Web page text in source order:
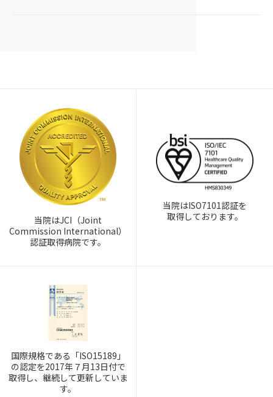
当院はJCI（Joint
Commission International）
認証取得病院です。
当院はISO7101認証を
取得しております。
国際規格である「ISO15189」
の認定を2017年７月13日付で
取得し、継続して更新していま
す。